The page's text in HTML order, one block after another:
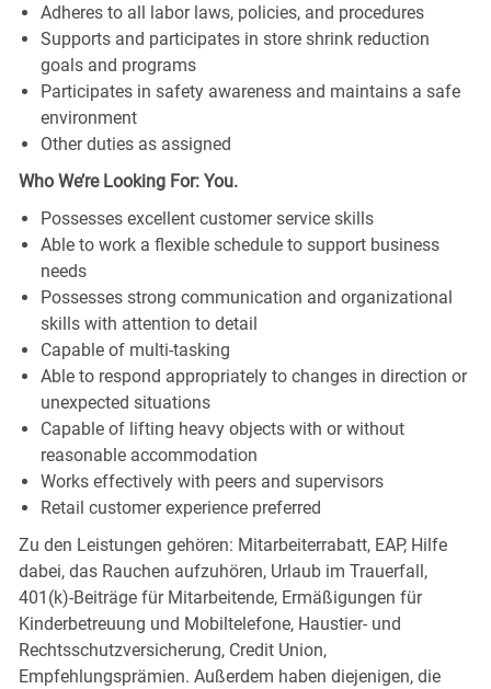
Adheres to all labor laws, policies, and procedures
Supports and participates in store shrink reduction
goals and programs
Participates in safety awareness and maintains a safe
environment
Other duties as assigned
Who We’re Looking For: You.
Possesses excellent customer service skills
Able to work a flexible schedule to support business
needs
Possesses strong communication and organizational
skills with attention to detail
Capable of multi-tasking
Able to respond appropriately to changes in direction or
unexpected situations
Capable of lifting heavy objects with or without
reasonable accommodation
Works effectively with peers and supervisors
Retail customer experience preferred
Zu den Leistungen gehören: Mitarbeiterrabatt, EAP, Hilfe
dabei, das Rauchen aufzuhören, Urlaub im Trauerfall,
401(k)-Beiträge für Mitarbeitende, Ermäßigungen für
Kinderbetreuung und Mobiltelefone, Haustier- und
Rechtsschutzversicherung, Credit Union,
Empfehlungsprämien. Außerdem haben diejenigen, die